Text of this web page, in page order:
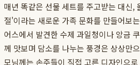
매년 똑같은 선물 세트를 주고받는 대신,
절'이라는 새로운 가족 문화를 만들어보
어스에서 발견한 수제 과일청이나 앙금
께 맛보며 담소를 나누는 풍경은 상상만
모님께는 손주들이 직접 고른 디자인으